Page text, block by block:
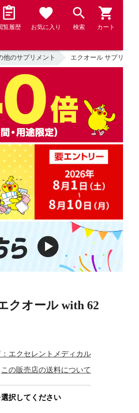
覧履歴 お気に入り 検索 カート
他のサプリメント エクオール サプリメ
クオール with 62
エクセレントメディカル
この販売店の送料について
択してください